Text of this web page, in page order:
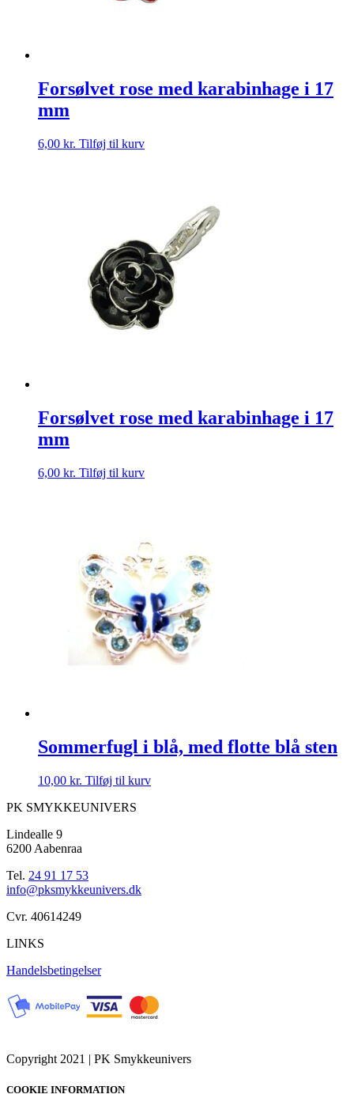
Forsølvet rose med karabinhage i 17
mm
6,00 kr. Tilføj til kurv
Forsølvet rose med karabinhage i 17
mm
6,00 kr. Tilføj til kurv
Sommerfugl i blå, med flotte blå sten
10,00 kr. Tilføj til kurv
PK SMYKKEUNIVERS
Lindealle 9
6200 Aabenraa
Tel. 24 91 17 53
info@pksmykkeunivers.dk
Cvr. 40614249
LINKS
Handelsbetingelser
Copyright 2021 | PK Smykkeunivers
COOKIE INFORMATION